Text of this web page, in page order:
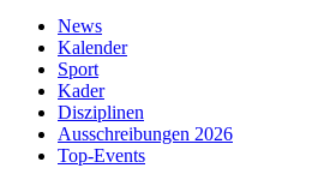
News
Kalender
Sport
Kader
Disziplinen
Ausschreibungen 2026
Top-Events